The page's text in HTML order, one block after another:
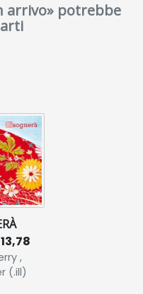
arrivo» potrebbe
,
(.ill)